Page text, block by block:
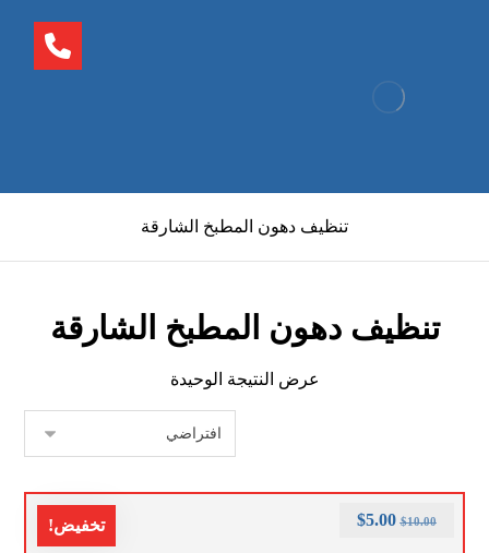
تنظيف دهون المطبخ الشارقة
تنظيف دهون المطبخ الشارقة
عرض النتيجة الوحيدة
تخفيض! $10.00
$5.00